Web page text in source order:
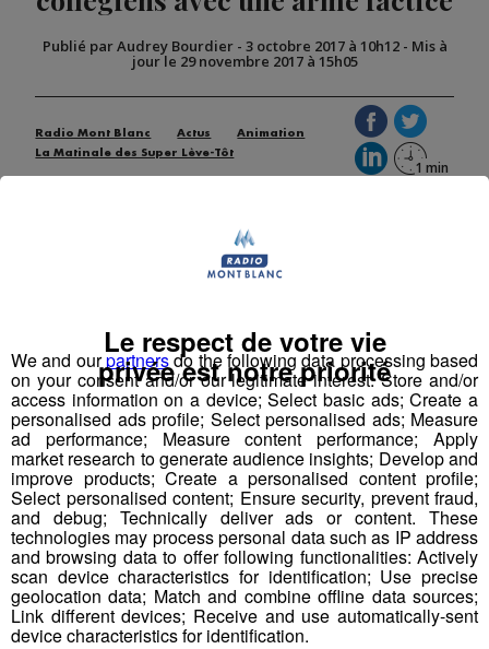
Publié par Audrey Bourdier- 3 octobre 2017 à 10h12- Mis à
jour le 29 novembre 2017 à 15h05
Radio Mont Blanc Actus
Animation
La Matinale des Super Lève-Tôt
Grosse frayeur pour les collégiens de Poisy, hier. Un
homme les a menacés avec une arme sur le parking du
collège de la ville. Immédiatement, tous les élèves ont été
confinés dans le gymnase de l'établissement.
We and ourpartnersdo the following data processing based
on your consent and/or our legitimate interest: Store and/or
access information on a device; Select basic ads; Create a
personalised ads profile; Select personalised ads; Measure
ad performance; Measure content performance; Apply
market research to generate audience insights; Develop and
improve products; Create a personalised content profile;
Select personalised content; Ensure security, prevent fraud,
and debug; Technically deliver ads or content. These
technologies may process personal data such as IP address
and browsing data to offer following functionalities: Actively
scan device characteristics for identification; Use precise
geolocation data; Match and combine offline data sources;
Link different devices; Receive and use automatically-sent
device characteristics for identification.
Le respect de votre vie
privée est notre priorité